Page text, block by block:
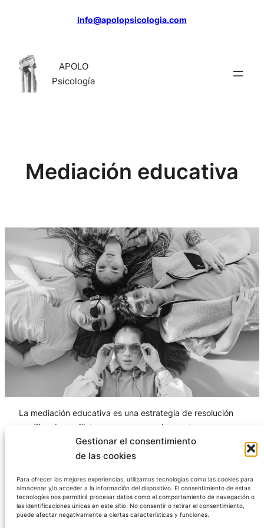
Gestionar el consentimiento
de las cookies
Para ofrecer las mejores experiencias, utilizamos tecnologías como las cookies para
almacenar y/o acceder a la información del dispositivo. El consentimiento de estas
tecnologías nos permitirá procesar datos como el comportamiento de navegación o
las identificaciones únicas en este sitio. No consentir o retirar el consentimiento,
puede afectar negativamente a ciertas características y funciones.
info@apolopsicologia.com
APOLO
Psicología
Mediación educativa
La mediación educativa es una estrategia de resolución
pacífica de conflictos que surgen en los centros, con
utilidad para abordar los conflictos entre dos o mas
alumnos, entre el profesorado, entre el equipo docente y
La mediación tiene un gran valor educativo ya que es
flexible, se adapta a las necesidades de la comunidad
escolar mejorando el clima del centro, así como las